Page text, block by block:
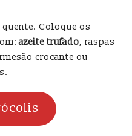
Coloque os
azeite trufado, raspas
crocante ou